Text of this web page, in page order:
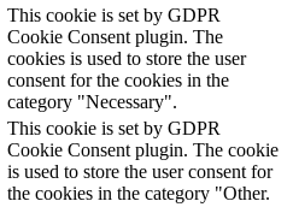
This cookie is set by GDPR
Cookie Consent plugin. The
cookies is used to store the user
consent for the cookies in the
category "Necessary".
This cookie is set by GDPR
Cookie Consent plugin. The cookie
is used to store the user consent for
the cookies in the category "Other.